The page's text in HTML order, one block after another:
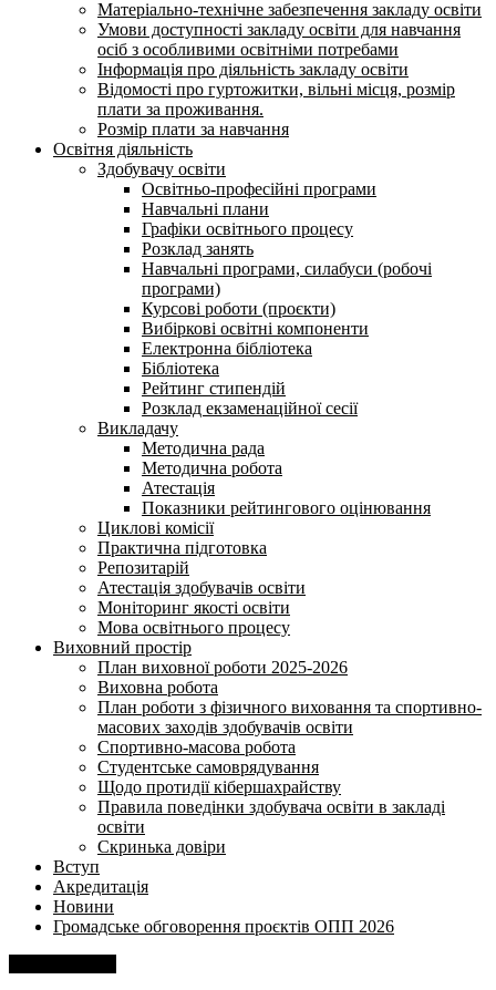
Матеріально-технічне забезпечення закладу освіти
Умови доступності закладу освіти для навчання
осіб з особливими освітніми потребами
Інформація про діяльність закладу освіти
Відомості про гуртожитки, вільні місця, розмір
плати за проживання.
Розмір плати за навчання
Освітня діяльність
Здобувачу освіти
Освітньо-професійні програми
Навчальні плани
Графіки освітнього процесу
Розклад занять
Навчальні програми, силабуси (робочі
програми)
Курсові роботи (проєкти)
Вибіркові освітні компоненти
Електронна бібліотека
Бібліотека
Рейтинг стипендій
Розклад екзаменаційної сесії
Викладачу
Методична рада
Методична робота
Атестація
Показники рейтингового оцінювання
Циклові комісії
Практична підготовка
Репозитарій
Атестація здобувачів освіти
Моніторинг якості освіти
Мова освітнього процесу
Виховний простір
План виховної роботи 2025-2026
Виховна робота
План роботи з фізичного виховання та спортивно-
масових заходів здобувачів освіти
Спортивно-масова робота
Студентське самоврядування
Щодо протидії кібершахрайству
Правила поведінки здобувача освіти в закладі
освіти
Скринька довіри
Вступ
Акредитація
Новини
Громадське обговорення проєктів ОПП 2026